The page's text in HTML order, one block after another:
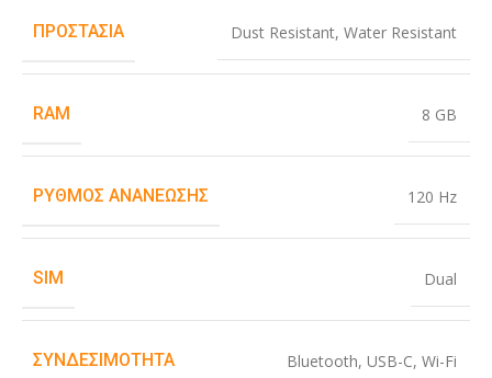
ΠΡΟΣΤΑΣΊΑ Dust Resistant, Water Resistant
RAM 8 GB
ΡΥΘΜΌΣ ΑΝΑΝΈΩΣΗΣ 120 Hz
SIM Dual
ΣΥΝΔΕΣΙΜΌΤΗΤΑ Bluetooth, USB-C, Wi-Fi